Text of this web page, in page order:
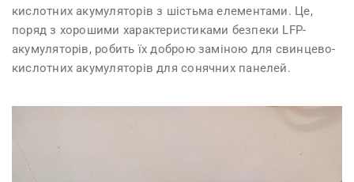
кислотних акумуляторів з шістьма елементами. Це,
поряд з хорошими характеристиками безпеки LFP-
акумуляторів, робить їх доброю заміною для свинцево-
кислотних акумуляторів для сонячних панелей.